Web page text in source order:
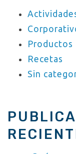
Productos
Recetas
Sin